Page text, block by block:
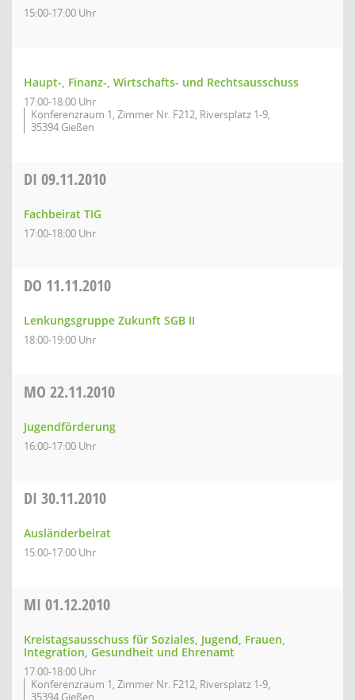
15:00-17:00 Uhr
Haupt-, Finanz-, Wirtschafts- und Rechtsausschuss
17:00-18:00 Uhr
Konferenzraum 1, Zimmer Nr. F212, Riversplatz 1-9,
35394 Gießen
DI 09.11.2010
Fachbeirat TIG
17:00-18:00 Uhr
DO 11.11.2010
Lenkungsgruppe Zukunft SGB II
18:00-19:00 Uhr
MO 22.11.2010
Jugendförderung
16:00-17:00 Uhr
DI 30.11.2010
Ausländerbeirat
15:00-17:00 Uhr
MI 01.12.2010
Kreistagsausschuss für Soziales, Jugend, Frauen,
Integration, Gesundheit und Ehrenamt
17:00-18:00 Uhr
Konferenzraum 1, Zimmer Nr. F212, Riversplatz 1-9,
35394 Gießen